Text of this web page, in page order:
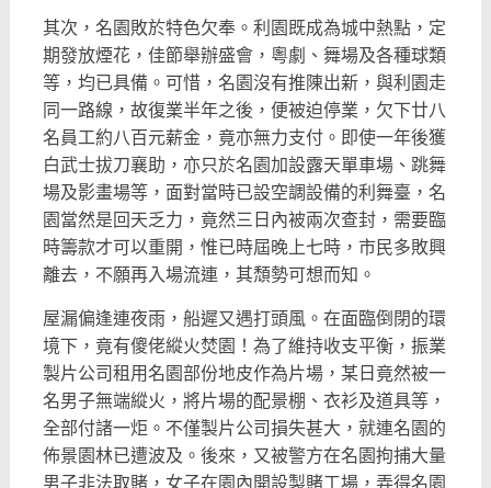
其次，名園敗於特色欠奉。利園既成為城中熱點，定
期發放煙花， 佳節舉辦盛會，粵劇、舞場及各種球類
等，均已具備。可惜， 名園沒有推陳出新，與利園走
同一路線，故復業半年之後， 便被迫停業，欠下廿八
名員工約八百元薪金，竟亦無力支付。 即使一年後獲
白武士拔刀襄助，亦只於名園加設露天單車場、 跳舞
場及影畫場等，面對當時已設空調設備的利舞臺， 名
園當然是回天乏力，竟然三日內被兩次查封， 需要臨
時籌款才可以重開，惟已時屆晚上七時，市民多敗興
離去， 不願再入場流連，其頹勢可想而知。
屋漏偏逢連夜雨，船遲又遇打頭風。在面臨倒閉的環
境下， 竟有傻佬縱火焚園！為了維持收支平衡， 振業
製片公司租用名園部份地皮作為片場， 某日竟然被一
名男子無端縱火，將片場的配景棚、衣衫及道具等，
全部付諸一炬。不僅製片公司損失甚大， 就連名園的
佈景園林已遭波及。後來， 又被警方在名園拘捕大量
男子非法取賭，女子在園內開設製賭工場， 弄得名園